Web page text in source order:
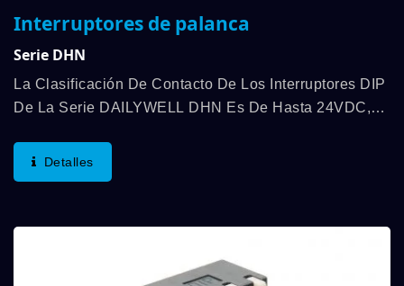
Interruptores de palanca
Serie DHN
La Clasificación De Contacto De Los Interruptores DIP
De La Serie DAILYWELL DHN Es De Hasta 24VDC,
La Fuerza De Operación Es De 500gf Máx.
Detalles